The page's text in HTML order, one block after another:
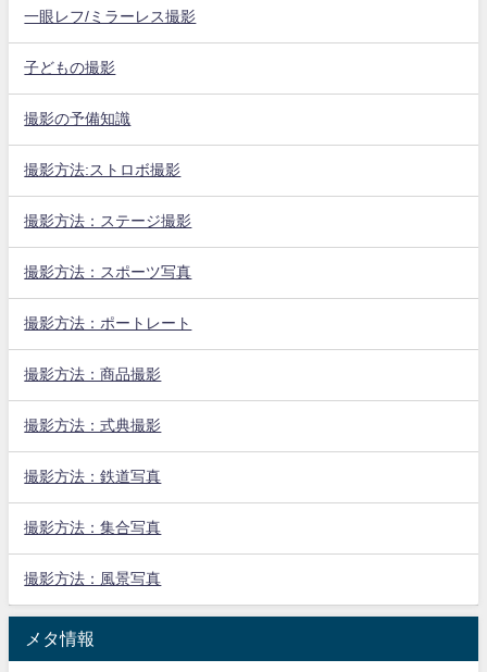
一眼レフ/ミラーレス撮影
子どもの撮影
撮影の予備知識
撮影方法:ストロボ撮影
撮影方法：ステージ撮影
撮影方法：スポーツ写真
撮影方法：ポートレート
撮影方法：商品撮影
撮影方法：式典撮影
撮影方法：鉄道写真
撮影方法：集合写真
撮影方法：風景写真
メタ情報